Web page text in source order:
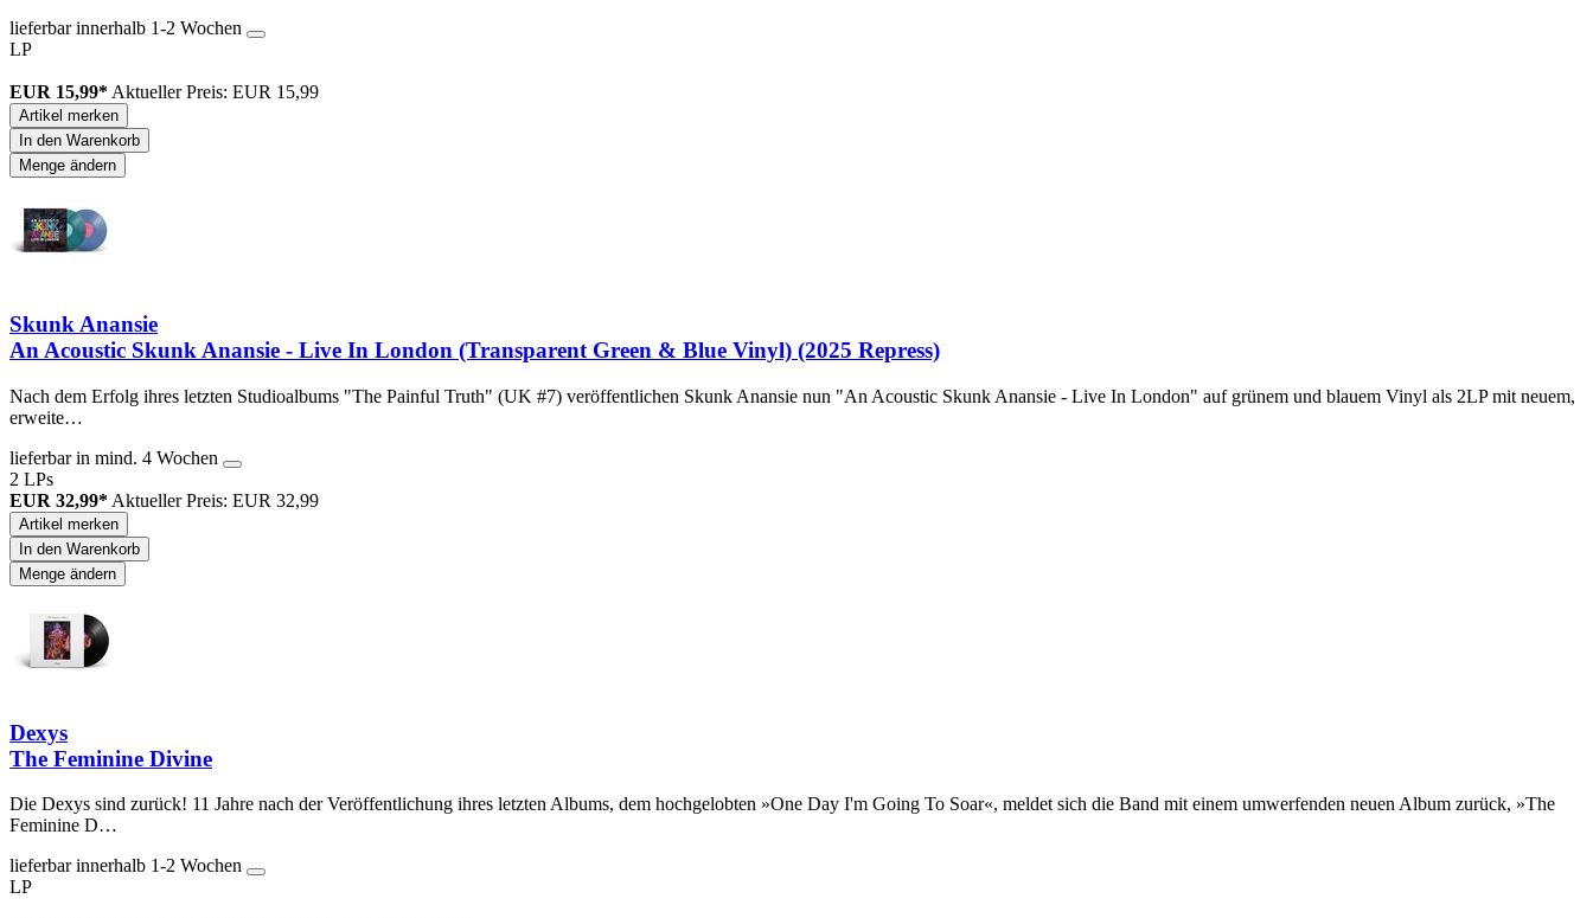
lieferbar innerhalb 1-2 Wochen
LP
EUR 15,99*Aktueller Preis: EUR 15,99
Artikel merken
In den Warenkorb
Menge ändern
Skunk Anansie
An Acoustic Skunk Anansie - Live In London (Transparent Green & Blue Vinyl) (2025 Repress)
Nach dem Erfolg ihres letzten Studioalbums "The Painful Truth" (UK #7) veröffentlichen Skunk Anansie nun "An Acoustic Skunk Anansie - Live In London" auf grünem und blauem Vinyl als 2LP mit neuem,
erweite…
lieferbar in mind. 4 Wochen
2 LPs
EUR 32,99* Aktueller Preis: EUR 32,99
Artikel merken
In den Warenkorb
Menge ändern
Dexys
The Feminine Divine
Die Dexys sind zurück! 11 Jahre nach der Veröffentlichung ihres letzten Albums, dem hochgelobten »One Day I'm Going To Soar«, meldet sich die Band mit einem umwerfenden neuen Album zurück, »The
Feminine D…
lieferbar innerhalb 1-2 Wochen
LP